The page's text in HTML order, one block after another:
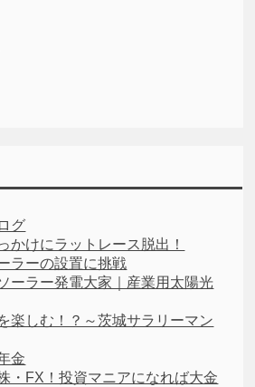
グ
かけにラットレース脱出！
ラーの設置に挑戦
ーラー発電大家｜産業用太陽光
楽しむ！？～茨城サラリーマン
金
・FX！投資マニアになれば大金